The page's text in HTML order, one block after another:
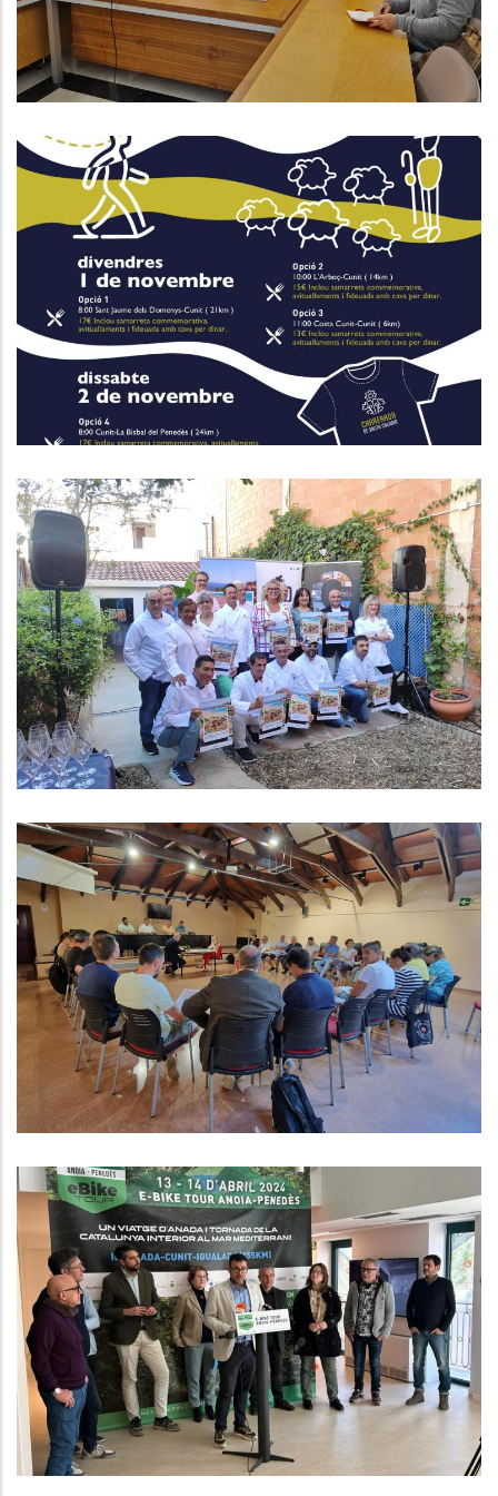
Turisme
Nova Edició De La Carrerada De
Santa Coloma
Turisme
II Jornades Gastronòmiques
“L’Arròs I Tastos De Mar Del Baix
Penedès” 20 De Setembre - 6
D'octubre De 2024
Turisme
El Consell Comarcal Del Baix
Penedès Aprova La Remodelació
De Les Depuradores Del Papiolet I
La Torregassa
Turisme
ES PRESENTA L’E-BIKE TOUR
ANOIA-PENEDÈS, UNA RUTA QUE
UNIRÀ ELS PAISATGES I LA
GASTRONOMIA DE L’ANOIA I EL
PENEDÈS
Turisme